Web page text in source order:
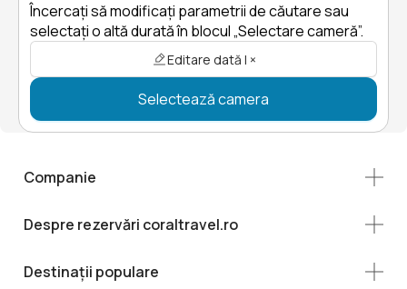
Încercați să modificați parametrii de căutare sau
selectați o altă durată în blocul „Selectare cameră”.
Editare dată | ×
Selectează camera
Companie
Despre rezervări coraltravel.ro
Destinații populare